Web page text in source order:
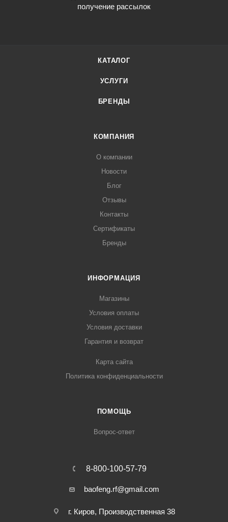
получение рассылок
КАТАЛОГ
УСЛУГИ
БРЕНДЫ
КОМПАНИЯ
О компании
Новости
Блог
Отзывы
Контакты
Сертификаты
Бренды
ИНФОРМАЦИЯ
Магазины
Условия оплаты
Условия доставки
Гарантия и возврат
Карта сайта
Политика конфиденциальности
ПОМОЩЬ
Вопрос-ответ
8-800-100-57-79
baofeng.rf@gmail.com
г. Киров, Производственная 38